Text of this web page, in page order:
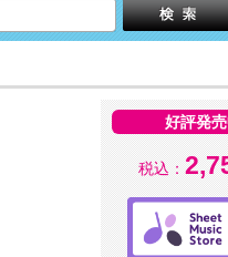
好評発
税込：